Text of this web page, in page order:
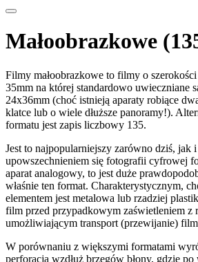
Małoobrazkowe
Filmy małoobrazkowe to filmy o
35mm na której standardowo uwieczniane
24x36mm (choć istnieją aparaty robiące
klatce lub o wiele dłuższe panoramy!).
formatu jest zapis liczbowy 135.
Jest to najpopularniejszy zarówno dziś, jak
upowszechnieniem się fotografii cyfrowej
aparat analogowy, to jest duże
właśnie ten format. Charakterystycznym,
elementem jest metalowa lub rzadziej
film przed przypadkowym zaświetleniem z
umożliwiającym transport (przewijanie)
W porównaniu z większymi formatami
perforacja wzdłuż brzegów błony, gdzie